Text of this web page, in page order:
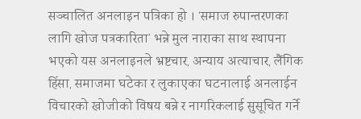
सञ्चालित अनलाइन पत्रिका हो । ‘समाज रुपान्तरणका
लागि खोज पत्रकारिता’ भन्ने मुल नाराका साथ स्थापना
भएको यस अनलाइनले भ्रष्टचार, अन्याय अत्याचार, लैंगिक
हिंसा, समाजमा घटेका र लुकाएका घटनालाई अनलाईन
विचारको खोजीको विषय बन्ने र नागरिकलाई सुसूचित गर्ने